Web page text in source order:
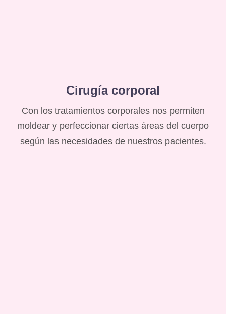
Cirugía corporal
Con los tratamientos corporales nos permiten
moldear y perfeccionar ciertas áreas del cuerpo
según las necesidades de nuestros pacientes.